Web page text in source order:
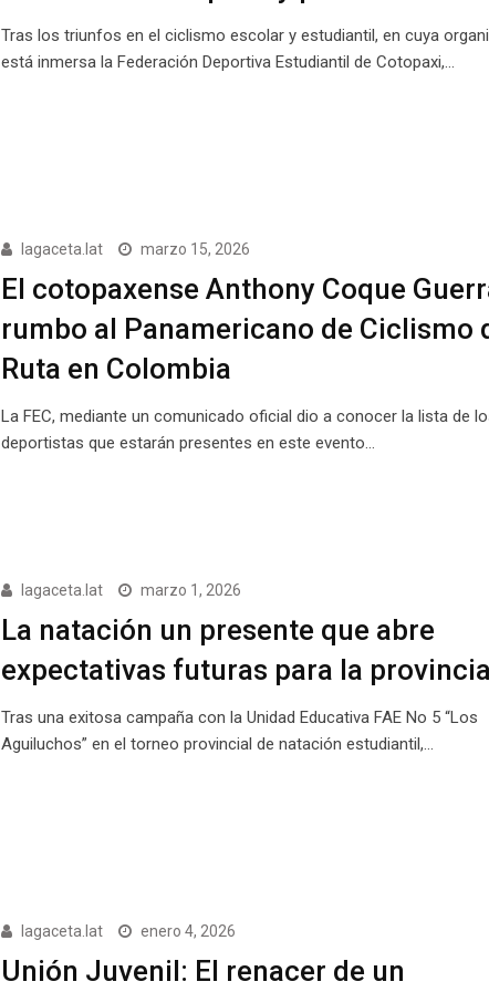
Tras los triunfos en el ciclismo escolar y estudiantil, en cuya
está inmersa la Federación Deportiva Estudiantil de Cotopaxi,…
lagaceta.lat marzo 15, 2026
El cotopaxense Anthony Coque
rumbo al Panamericano de Ciclismo
Ruta en Colombia
La FEC, mediante un comunicado oficial dio a conocer la lista de
deportistas que estarán presentes en este evento…
lagaceta.lat marzo 1, 2026
La natación un presente que abre
expectativas futuras para la provincia
Tras una exitosa campaña con la Unidad Educativa FAE No 5 “Los
Aguiluchos” en el torneo provincial de natación estudiantil,…
lagaceta.lat enero 4, 2026
Unión Juvenil: El renacer de un